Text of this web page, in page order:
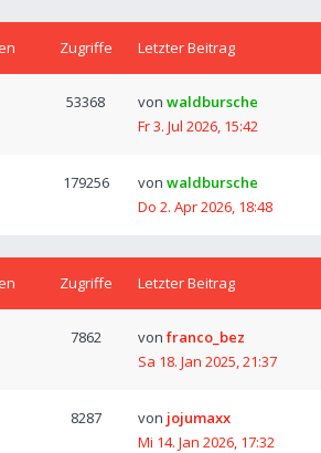
Zugriffe Letzter Beitrag
53368 von waldbursche
Fr 3. Jul 2026, 15:42
179256 von waldbursche
Do 2. Apr 2026, 18:48
Zugriffe Letzter Beitrag
7862 von franco_bez
Sa 18. Jan 2025, 21:37
8287 von jojumaxx
Mi 14. Jan 2026, 17:32